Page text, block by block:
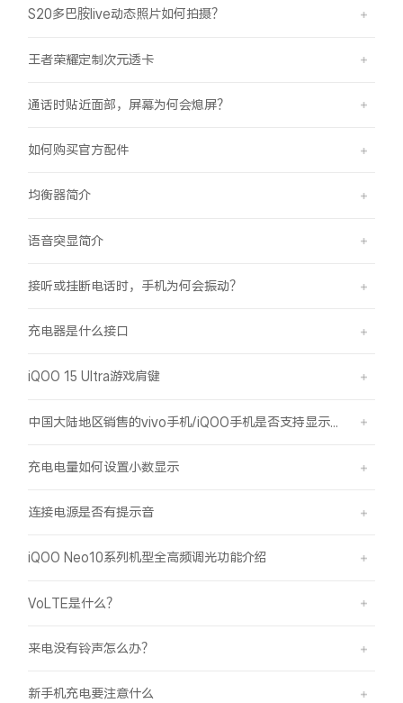
S20多巴胺live动态照片如何拍摄？
王者荣耀定制次元透卡
通话时贴近面部，屏幕为何会熄屏？
如何购买官方配件
均衡器简介
语音突显简介
接听或挂断电话时，手机为何会振动？
充电器是什么接口
iQOO 15 Ultra游戏肩键
充电电量如何设置小数显示
连接电源是否有提示音
iQOO Neo10系列机型全高频调光功能介绍
VoLTE是什么？
来电没有铃声怎么办？
新手机充电要注意什么